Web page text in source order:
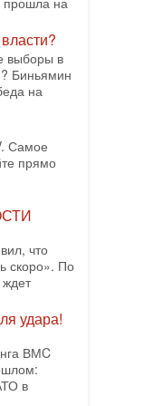
не
автор
о
и
Шарпа
самый
выборы в
Биньямин
на
Самое
прямо
что
скоро». По
удара!
ВМC
в